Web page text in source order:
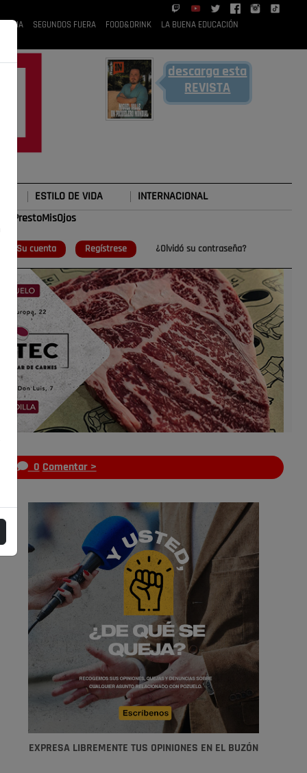
RUBIA SEGUNDOS FUERA FOOD&DRINK
LA BUENA EDUCACIÓN
descarga esta
REVISTA
ESTILO DE VIDA INTERNACIONAL
#TePrestoMisOjos
Su cuenta Regístrese ¿Olvidó su contraseña?
0 Comentar >
EXPRESA LIBREMENTE TUS OPINIONES EN EL BUZÓN